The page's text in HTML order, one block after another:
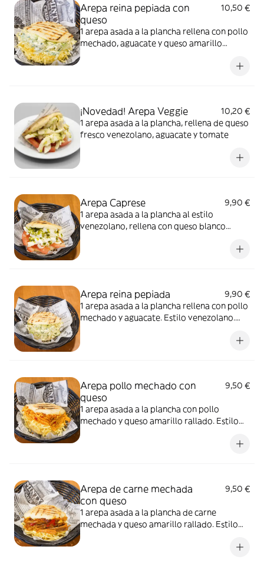
Arepa reina pepiada con
queso
10,50 €
1 arepa asada a la plancha rellena con pollo
mechado, aguacate y queso amarillo
¡Novedad! Arepa Veggie
10,20 €
1 arepa asada a la plancha, rellena de queso
fresco venezolano, aguacate y tomate
Arepa Caprese
9,90 €
1 arepa asada a la plancha al estilo
venezolano, rellena con queso blanco
Arepa reina pepiada
9,90 €
1 arepa asada a la plancha rellena con pollo
mechado y aguacate. Estilo venezolano.
Arepa pollo mechado con
queso
9,50 €
1 arepa asada a la plancha con pollo
mechado y queso amarillo rallado. Estilo
Arepa de carne mechada
con queso
9,50 €
1 arepa asada a la plancha de carne
mechada y queso amarillo rallado. Estilo